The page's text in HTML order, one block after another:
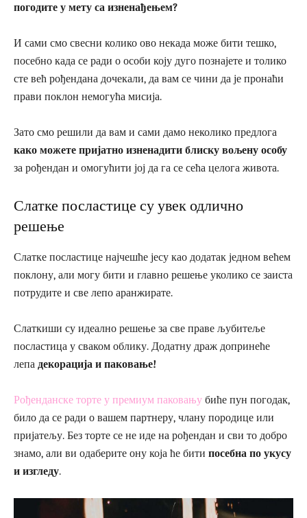
погодите у мету са изненађењем?
И сами смо свесни колико ово некада може бити тешко,
посебно када се ради о особи коју дуго познајете и толико
сте већ рођендана дочекали, да вам се чини да је пронаћи
прави поклон немогућа мисија.
Зато смо решили да вам и сами дамо неколико предлога
како можете пријатно изненадити блиску вољену особу
за рођендан и омогућити јој да га се сећа целога живота.
Слатке посластице су увек одлично
решење
Слатке посластице најчешће јесу као додатак једном већем
поклону, али могу бити и главно решење уколико се заиста
потрудите и све лепо аранжирате.
Слаткиши су идеално решење за све праве љубитеље
посластица у сваком облику. Додатну драж допринеће
лепа декорација и паковање!
Рођенданске торте у премиум паковању биће пун погодак,
било да се ради о вашем партнеру, члану породице или
пријатељу. Без торте се не иде на рођендан и сви то добро
знамо, али ви одаберите ону која ће бити посебна по укусу
и изгледу.